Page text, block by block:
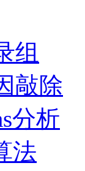
组
敲除
分析
法